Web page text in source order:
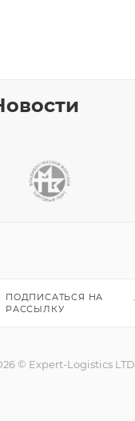
ПОДПИСАТЬСЯ НА
РАССЫЛКУ
© Expert-Logistics LTD